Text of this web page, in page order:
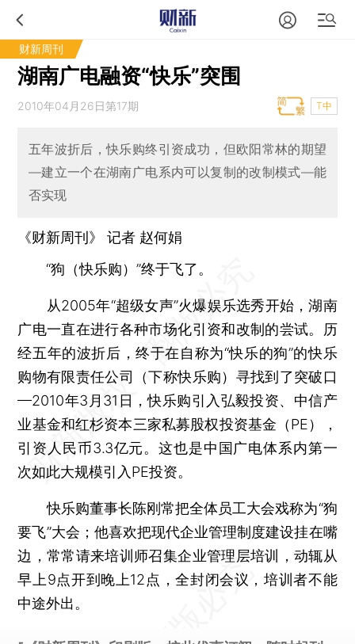
财新周刊
湖南广电融资“快乐”突围
2010年04月26日第17期 T中
五年波折后，快乐购终引资成功，但欧阳常林的期望
—建立一个在湖南广电系内可以复制的改制模式—能
否实现
《财新周刊》 记者 赵何娟
“狗（快乐购）”终于飞了。
从2005年“超级女声”火爆娱乐选秀开始，湖南
广电一直在进行各种市场化引资和改制的尝试。历
经五年的波折后，终于在自称为“快乐的狗”的快乐
购物有限责任公司（下称快乐购）寻找到了突破口
—2010年3月31日，快乐购引入弘毅投资、中信产
业基金和红杉资本三家私募股权投资基金（PE），
引资人民币3.3亿元。这也是中国广电体系内第一
次如此大规模引入PE投资。
快乐购董事长陈刚常把全体员工大会戏称为“狗
要飞”大会；他喜欢把现代企业管理制度建设挂在嘴
边，常常请来培训师召集企业管理层培训，动辄从
早上9点开到晚上12点，全封闭会议，培训者不能
中途外出。